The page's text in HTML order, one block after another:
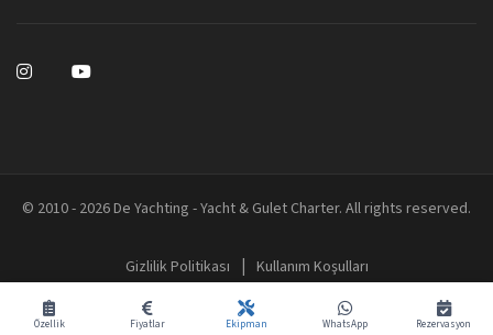
Özellik Fiyatlar Ekipman WhatsApp Rezervasyon
© 2010 - 2026 De Yachting - Yacht & Gulet Charter. All rights reserved.
Gizlilik Politikası | Kullanım Koşulları